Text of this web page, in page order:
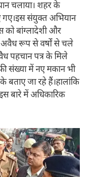
चलाया। शहर के
गए।इस संयुक्त अभियान
को बांग्लादेशी और
अवैध रूप से वर्षों से चले
पहचान पत्र के मिले
संख्या में नए मकान भी
बताए जा रहे हैं।हालांकि
बारे में अधिकारिक